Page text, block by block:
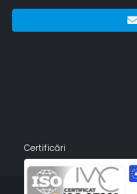
Certificări